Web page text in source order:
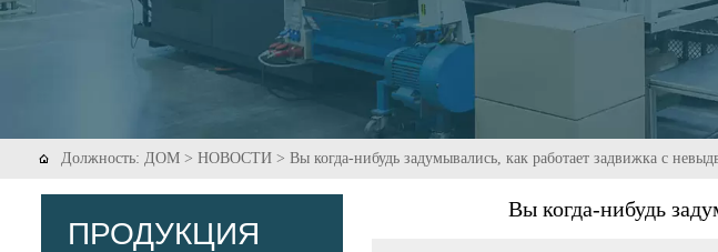
 Должность:ДОМ >НОВОСТИ >Вы когда-нибудь задумывались, как работает задвижка с
ПРОДУКЦИЯ
Вы когда-нибудь